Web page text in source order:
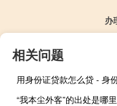
办
相关问题
“我本尘外客”的出处是哪里